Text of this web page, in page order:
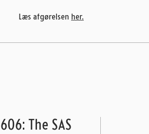
Læs afgørelsen her.
The SAS